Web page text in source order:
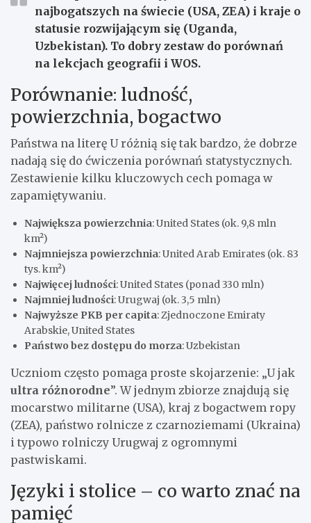
najbogatszych na świecie (USA, ZEA) i kraje o
statusie rozwijającym się (Uganda,
Uzbekistan). To dobry zestaw do porównań
na lekcjach geografii i WOS.
Porównanie: ludność,
powierzchnia, bogactwo
Państwa na literę U różnią się tak bardzo, że dobrze
nadają się do ćwiczenia porównań statystycznych.
Zestawienie kilku kluczowych cech pomaga w
zapamiętywaniu.
Największa powierzchnia: United States (ok. 9,8 mln
km²)
Najmniejsza powierzchnia: United Arab Emirates (ok. 83
tys. km²)
Najwięcej ludności: United States (ponad 330 mln)
Najmniej ludności: Urugwaj (ok. 3,5 mln)
Najwyższe PKB per capita: Zjednoczone Emiraty
Arabskie, United States
Państwo bez dostępu do morza: Uzbekistan
Uczniom często pomaga proste skojarzenie: „U jak
ultra różnorodne”. W jednym zbiorze znajdują się
mocarstwo militarne (USA), kraj z bogactwem ropy
(ZEA), państwo rolnicze z czarnoziemami (Ukraina)
i typowo rolniczy Urugwaj z ogromnymi
pastwiskami.
Języki i stolice – co warto znać na
pamięć